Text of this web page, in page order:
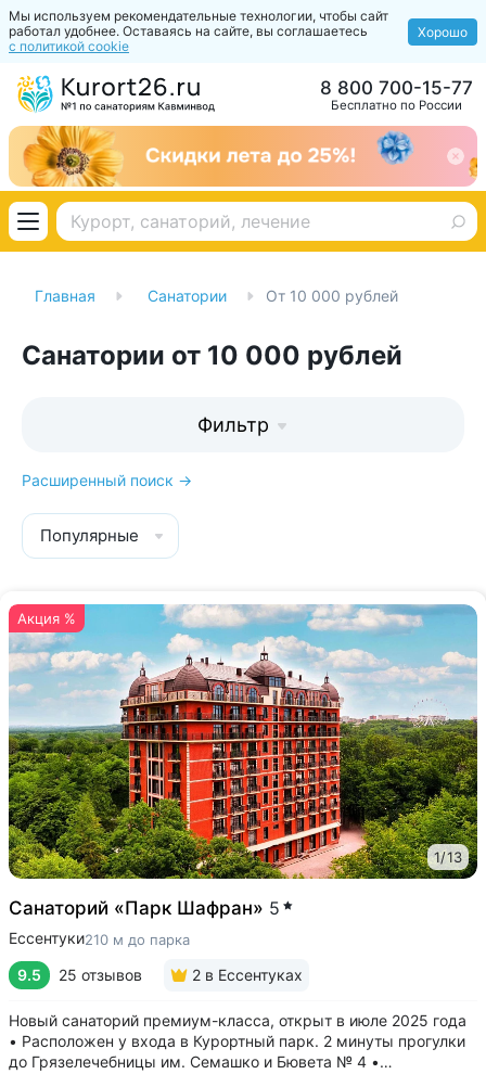
Мы используем рекомендательные технологии, чтобы сайт
работал удобнее. Оставаясь на сайте, вы соглашаетесь
с политикой cookie
Хорошо
Бесплатно по России
8 800 700-15-77
Главная Санатории От 10 000 рублей
Санатории от 10 000 рублей
Фильтр
Расширенный поиск →
Популярные
Акция %
1/13
Санаторий «Парк Шафран» 5
Ессентуки210 м до парка
9.5 25 отзывов 2 в Ессентуках
Новый санаторий премиум-класса, открыт в июле 2025 года
• Расположен у входа в Курортный парк. 2 минуты прогулки
до Грязелечебницы им. Семашко и Бювета № 4 •